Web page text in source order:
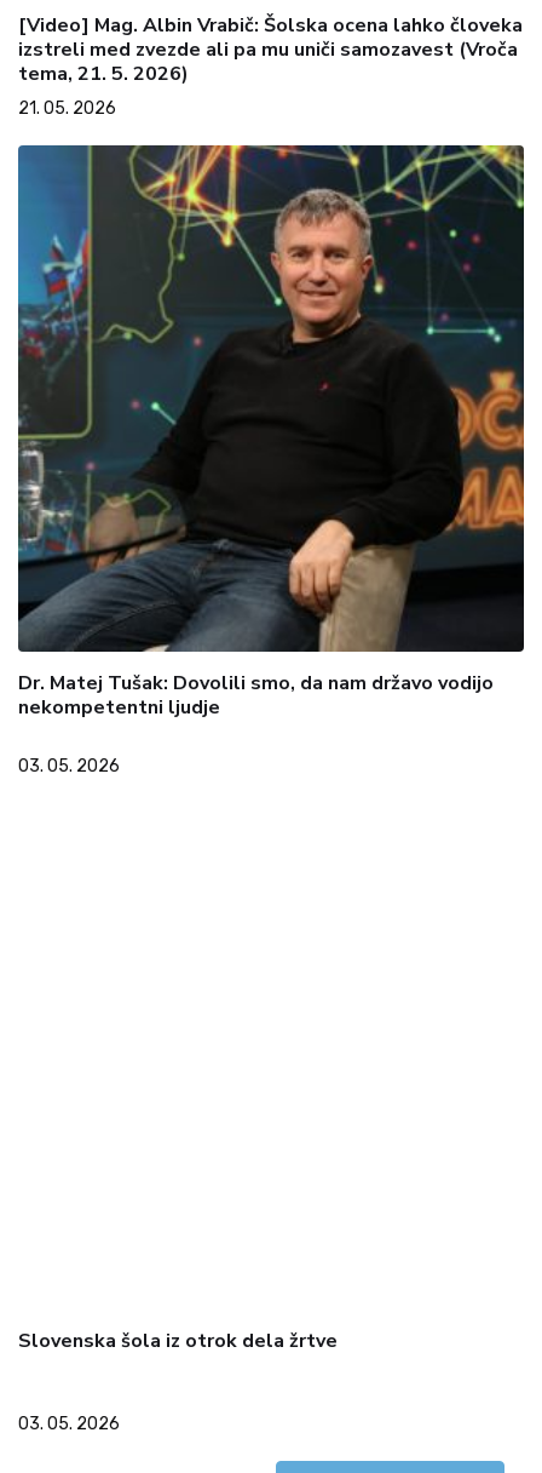
[Video] Mag. Albin Vrabič: Šolska ocena lahko človeka
izstreli med zvezde ali pa mu uniči samozavest (Vroča
tema, 21. 5. 2026)
21. 05. 2026
Dr. Matej Tušak: Dovolili smo, da nam državo vodijo
nekompetentni ljudje
03. 05. 2026
Slovenska šola iz otrok dela žrtve
03. 05. 2026